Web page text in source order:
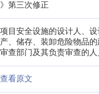
第三次修正
目安全设施的设计人、
、储存、装卸危险物品
查部门及其负责审查的
看原文